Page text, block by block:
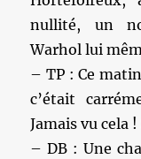
nullité, un
Warhol lui
– TP : Ce
c’était
Jamais vu cela
– DB : Une